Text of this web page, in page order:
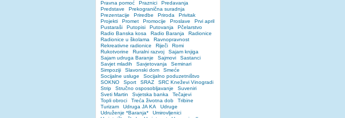
Pravna pomoć
Praznici
Predavanja
Predstave
Prekogranična suradnja
Prezentacije
Priredbe Priroda
Privitak
Projekti
Promet Promocije Proslave
Prvi april
Pustaraši
Putopisi Putovanja
Pčelarstvo
Radio Banska kosa
Radio Baranja
Radionice
Radionice u školama
Ravnopravnost
Rekreativne radionice
Riječi
Romi
Rukotvorine
Ruralni razvoj
Sajam knjiga
Sajam udruga Baranje
Sajmovi
Sastanci
Savjet mladih
Savjetovanja
Seminari
Simpoziji
Slavonski dom
Smeće
Socijalne usluge
Socijalno poduzetništvo
SOKNO
Sport SRAZ
SRC Kneževi Vinogradi
Strip
Stručno osposobljavanje
Suveniri
Sveti Martin
Svjetska banka
Tečajevi
Topli obroci
Treća životna dob
Tribine
Turizam
Udruga JA KA
Udruge
Udruženje *Baranja*
Umirovljenici